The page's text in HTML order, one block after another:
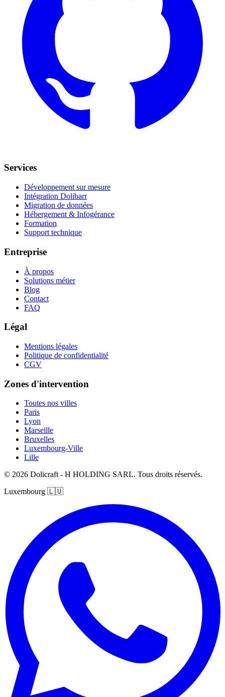
Services
Développement sur mesure
Intégration Dolibarr
Migration de données
Hébergement & Infogérance
Formation
Support technique
Entreprise
À propos
Solutions métier
Blog
Contact
FAQ
Légal
Mentions légales
Politique de confidentialité
CGV
Zones d'intervention
Toutes nos villes
Paris
Lyon
Marseille
Bruxelles
Luxembourg-Ville
Lille
© 2026 Dolicraft - H HOLDING SARL. Tous droits réservés.
Luxembourg 🇱🇺